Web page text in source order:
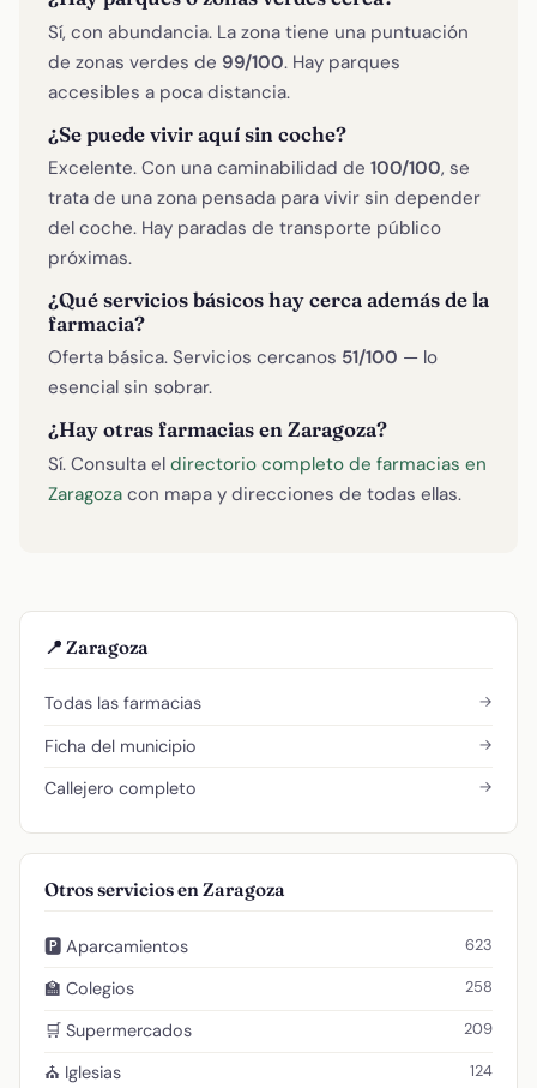
Sí, con abundancia. La zona tiene una puntuación
de zonas verdes de 99/100. Hay parques
accesibles a poca distancia.
¿Se puede vivir aquí sin coche?
Excelente. Con una caminabilidad de 100/100, se
trata de una zona pensada para vivir sin depender
del coche. Hay paradas de transporte público
próximas.
¿Qué servicios básicos hay cerca además de la
farmacia?
Oferta básica. Servicios cercanos 51/100 — lo
esencial sin sobrar.
¿Hay otras farmacias en Zaragoza?
Sí. Consulta el directorio completo de farmacias en
Zaragoza con mapa y direcciones de todas ellas.
📍 Zaragoza
Todas las farmacias →
Ficha del municipio →
Callejero completo →
Otros servicios en Zaragoza
🅿️ Aparcamientos 623
🏫 Colegios 258
🛒 Supermercados 209
⛪ Iglesias 124